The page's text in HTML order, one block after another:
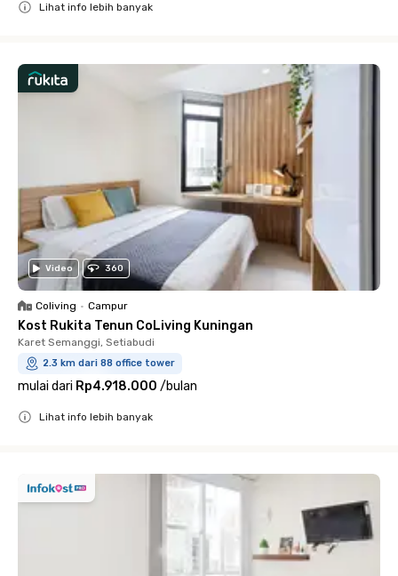
Lihat info lebih banyak
Video 360
Coliving • Campur
Kost Rukita Tenun CoLiving Kuningan
Karet Semanggi, Setiabudi
2.3 km dari 88 office tower
mulai dari Rp4.918.000 /bulan
Lihat info lebih banyak